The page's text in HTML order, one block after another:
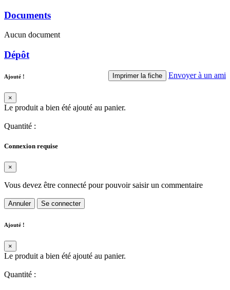
Documents
Aucun document
Dépôt
Imprimer la fiche Envoyer à un ami
Ajouté !
×
Le produit a bien été ajouté au panier.
Quantité :
Connexion requise
×
Vous devez être connecté pour pouvoir saisir un commentaire
Annuler Se connecter
Ajouté !
×
Le produit a bien été ajouté au panier.
Quantité :